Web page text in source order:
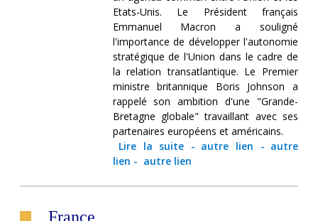
Etats-Unis. Le Président français
Emmanuel Macron a souligné
l'importance de développer l'autonomie
stratégique de l'Union dans le cadre de
la relation transatlantique. Le Premier
ministre britannique Boris Johnson a
rappelé son ambition d'une "Grande-
Bretagne globale" travaillant avec ses
partenaires européens et américains.
Lire la suite - autre lien - autre
lien - autre lien
France